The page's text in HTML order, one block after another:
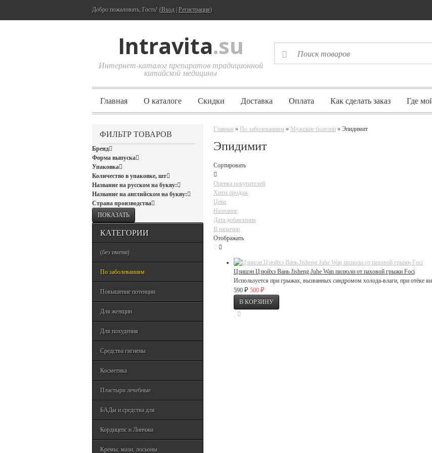
Добро пожаловать, Гость! (Вход Регистрация)
Intravita.su
Интернет-каталог препаратов традиционной
китайской медицины
Главная О каталоге Скидки Доставка Оплата Как сделать заказ Где
ФИЛЬТР ТОВАРОВ
Бренд
Форма выпуска
Упаковка
Количество в упаковке, шт
Название на русском на букву:
Название на английском на букву:
Страна производства
КАТЕГОРИИ
(без имени)
По заболеваниям
Повышение потенции
Для женщин
Для похудения
Средства гигиены
Косметика
Пластыри лечебные
БАДы и средства для
Кордицепс и Линчжи
Кремы, мази, лосьоны
Главная » По заболеваниям » Мужские болезни » Эпидимит
Эпидимит
Сортировать
Оценка покупателей
Хиты продаж
Цена
Название
Дата добавления
В наличии
Отображать
Цзишэн Цзюйхэ Вань Jisheng Juhe Wan пилюли от паховой грыжи Foci
Используется при грыжах, вызванных синдромом холода-влаги, при отёке
590 ₽ 500 ₽